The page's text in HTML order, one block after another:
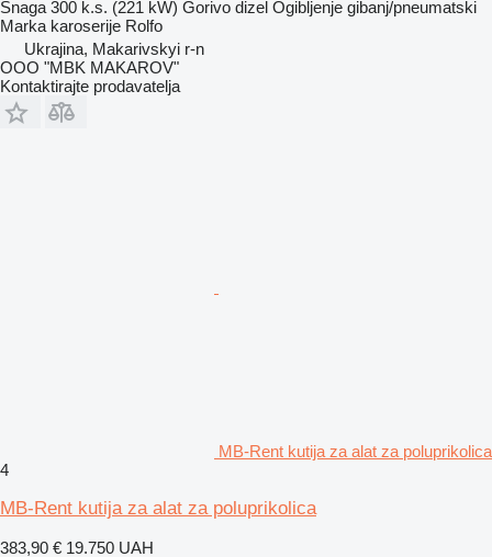
Snaga 300 k.s. (221 kW) Gorivo dizel Ogibljenje gibanj/pneumatski
Marka karoserije Rolfo
Ukrajina, Makarivskyi r-n
OOO "MBK MAKAROV"
Kontaktirajte prodavatelja
MB-Rent kutija za alat za poluprikolica
4
MB-Rent kutija za alat za poluprikolica
383,90 € 19.750 UAH